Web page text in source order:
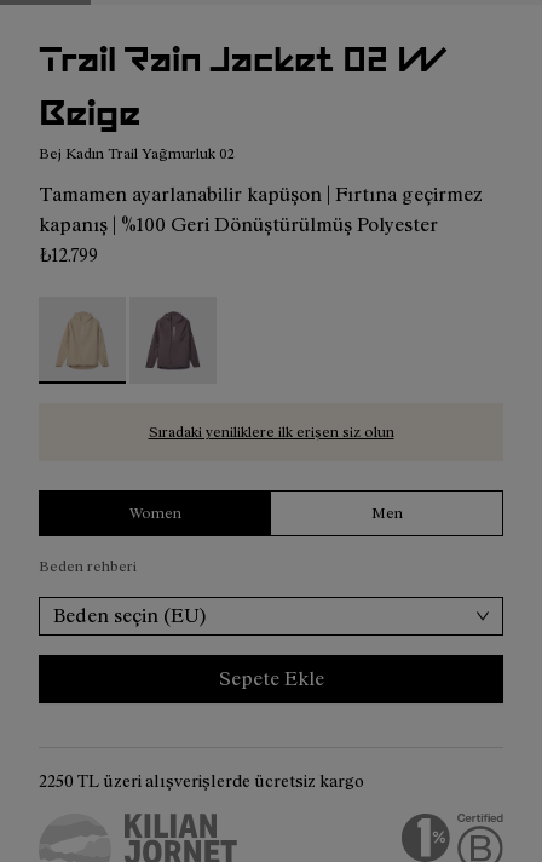
Trail Rain Jacket 02 W
Beige
Bej Kadın Trail Yağmurluk 02
Tamamen ayarlanabilir kapüşon | Fırtına geçirmez
kapanış | %100 Geri Dönüştürülmüş Polyester
₺12.799
Trail Rain Jacket 02 W Beige - NC1RJ1W-002 - Bej
Trail Rain Jacket 02 W Purple - NC1RJ1W-001
Sıradaki yeniliklere ilk erişen siz olun
Women Men
Beden rehberi
Beden seçin (EU)
Sepete Ekle
2250 TL üzeri alışverişlerde ücretsiz kargo